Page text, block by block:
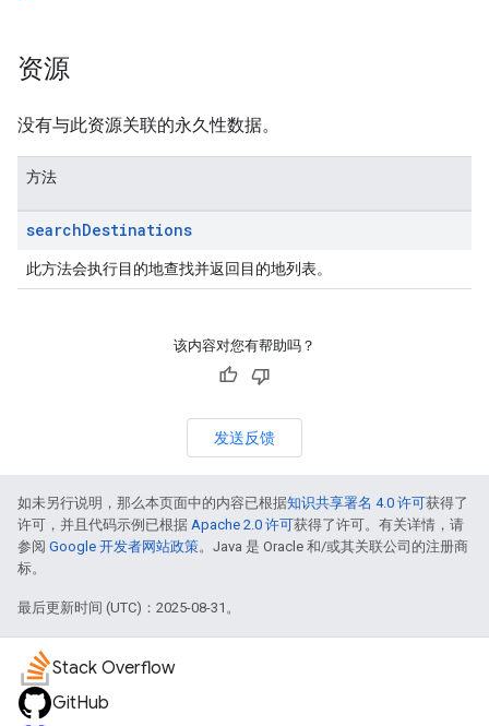
资源
没有与此资源关联的永久性数据。
方法
searchDestinations
此方法会执行目的地查找并返回目的地列表。
该内容对您有帮助吗？
发送反馈
如未另行说明，那么本页面中的内容已根据知识共享署名 4.0 许可获得了
许可，并且代码示例已根据 Apache 2.0 许可获得了许可。有关详情，请
参阅 Google 开发者网站政策。Java 是 Oracle 和/或其关联公司的注册商
标。
最后更新时间 (UTC)：2025-08-31。
Stack Overflow
GitHub